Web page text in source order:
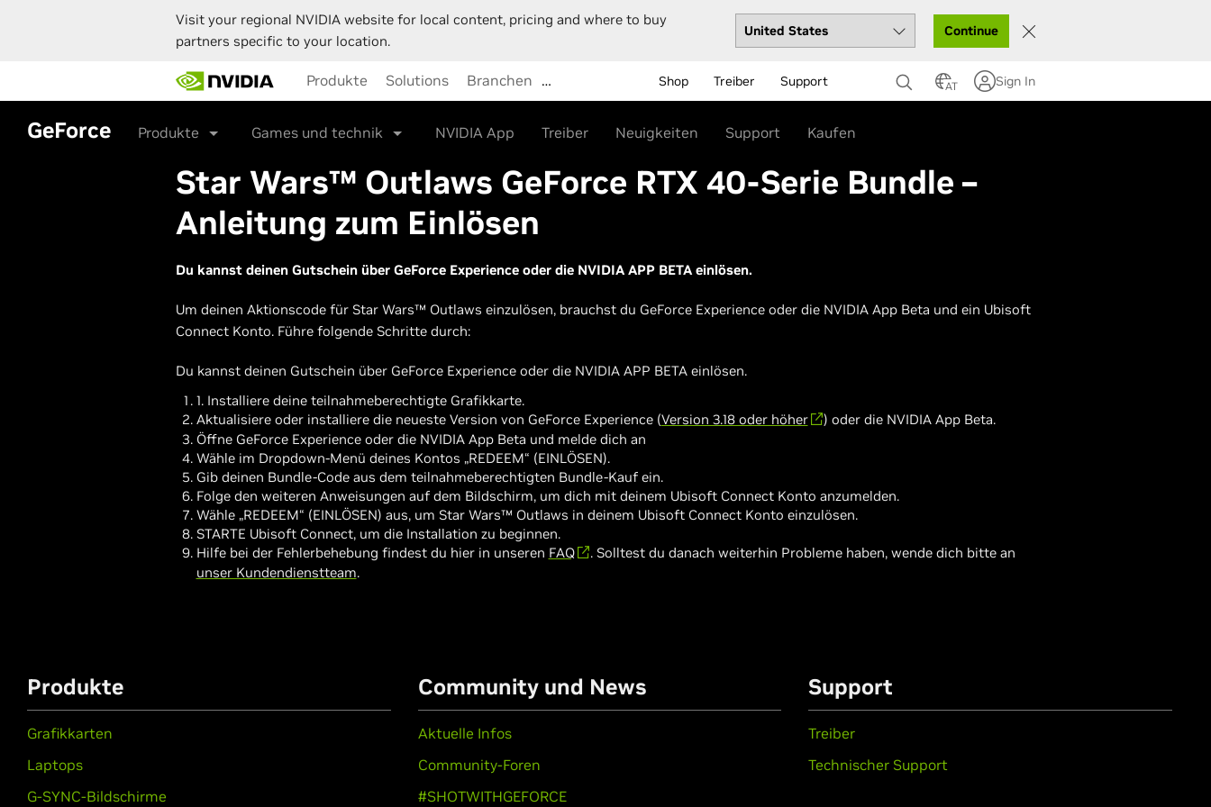
Visit your regional NVIDIA website for local content, pricing and where to buy
partners specific to your location.
Continue
main
content
Produkte Solutions Branchen … Shop Treiber Support AT Sign In
GeForce Produkte Games und technik NVIDIA App Treiber Neuigkeiten Support Kaufen
Star Wars™ Outlaws GeForce RTX 40-Serie Bundle –
Anleitung zum Einlösen
Du kannst deinen Gutschein über GeForce Experience oder die NVIDIA APP BETA einlösen.
Um deinen Aktionscode für Star Wars™ Outlaws einzulösen, brauchst du GeForce Experience oder die NVIDIA App Beta und ein Ubisoft
Connect Konto. Führe folgende Schritte durch:
Du kannst deinen Gutschein über GeForce Experience oder die NVIDIA APP BETA einlösen.
1. Installiere deine teilnahmeberechtigte Grafikkarte.
Aktualisiere oder installiere die neueste Version von GeForce Experience (Version 3.18 oder höher
) oder die NVIDIA App Beta.
Öffne GeForce Experience oder die NVIDIA App Beta und melde dich an
Wähle im Dropdown-Menü deines Kontos „REDEEM“ (EINLÖSEN).
Gib deinen Bundle-Code aus dem teilnahmeberechtigten Bundle-Kauf ein.
Folge den weiteren Anweisungen auf dem Bildschirm, um dich mit deinem Ubisoft Connect Konto anzumelden.
Wähle „REDEEM“ (EINLÖSEN) aus, um Star Wars™ Outlaws in deinem Ubisoft Connect Konto einzulösen.
STARTE Ubisoft Connect, um die Installation zu beginnen.
Hilfe bei der Fehlerbehebung findest du hier in unseren FAQ
. Solltest du danach weiterhin Probleme haben, wende dich bitte an
unser Kundendienstteam.
Produkte
Grafikkarten
Laptops
G-SYNC-Bildschirme
Community und News
Aktuelle Infos
Community-Foren
#SHOTWITHGEFORCE
Support
Treiber
Technischer Support